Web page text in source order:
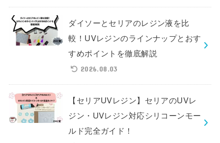
ダイソーとセリアのレジン液を比
較！UVレジンのラインナップとおす
すめポイントを徹底解説
2026.08.03
【セリアUVレジン】セリアのUVレ
ジン・UVレジン対応シリコーンモー
ルド完全ガイド！